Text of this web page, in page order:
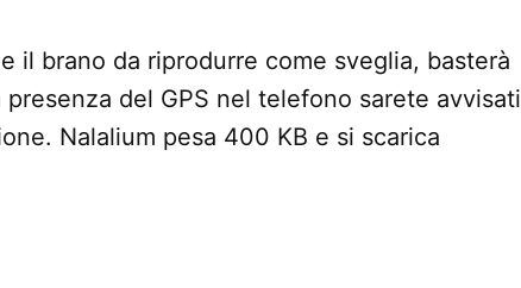
il brano da riprodurre come sveglia, basterà
del GPS nel telefono sarete avvisati
Nalalium pesa 400 KB e si scarica